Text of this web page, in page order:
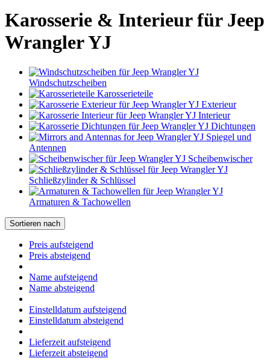
Karosserie & Interieur für Jeep
Wrangler YJ
Windschutzscheiben
Karosserieteile
Exterieur
Interieur
Dichtungen
Spiegel und
Antennen
Scheibenwischer
Schließzylinder & Schlüssel
Armaturen & Tachowellen
Sortieren nach
Preis aufsteigend
Preis absteigend
Name aufsteigend
Name absteigend
Einstelldatum aufsteigend
Einstelldatum absteigend
Lieferzeit aufsteigend
Lieferzeit absteigend